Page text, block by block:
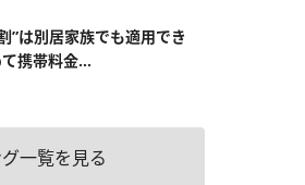
”は別居家族でも適用でき
携帯料金...
一覧を見る